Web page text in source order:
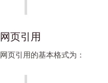
网页引用
网页引用的基本格式为：